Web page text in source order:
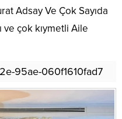
Adsay Ve Çok Sayıda
çok kıymetli Aile
95ae-060f1610fad7